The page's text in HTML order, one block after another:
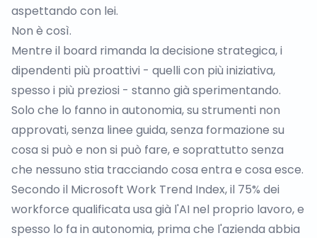
aspettando con lei.
Non è così.
Mentre il board rimanda la decisione strategica, i
dipendenti più proattivi - quelli con più iniziativa,
spesso i più preziosi - stanno già sperimentando.
Solo che lo fanno in autonomia, su strumenti non
approvati, senza linee guida, senza formazione su
cosa si può e non si può fare, e soprattutto senza
che nessuno stia tracciando cosa entra e cosa esce.
Secondo il Microsoft Work Trend Index, il 75% dei
workforce qualificata usa già l'AI nel proprio lavoro, e
spesso lo fa in autonomia, prima che l'azienda abbia